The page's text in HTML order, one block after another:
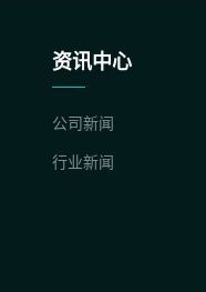
资讯中心
公司新闻
行业新闻